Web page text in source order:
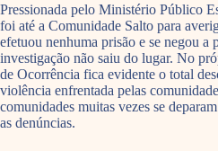
Pressionada pelo Ministério Público
foi até a Comunidade Salto para
efetuou nenhuma prisão e se negou a
investigação não saiu do lugar. No
de Ocorrência fica evidente o total
violência enfrentada pelas
comunidades muitas vezes se
as denúncias.